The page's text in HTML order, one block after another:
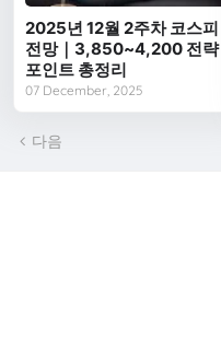
2025년 12월 2주차 코스피
전망｜3,850~4,200 전략
포인트 총정리
07 December, 2025
다음